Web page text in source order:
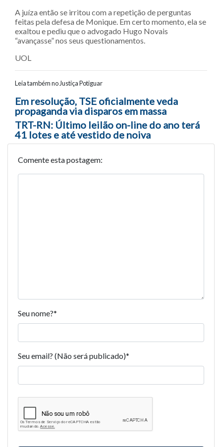
A juíza então se irritou com a repetição de perguntas
feitas pela defesa de Monique. Em certo momento, ela se
exaltou e pediu que o advogado Hugo Novais
“avançasse” nos seus questionamentos.
UOL
Leia também no Justiça Potiguar
Navegação entre posts
Em resolução, TSE oficialmente veda
propaganda via disparos em massa
TRT-RN: Último leilão on-line do ano terá
41 lotes e até vestido de noiva
Comente esta postagem:
Seu nome?*
Seu email? (Não será publicado)*